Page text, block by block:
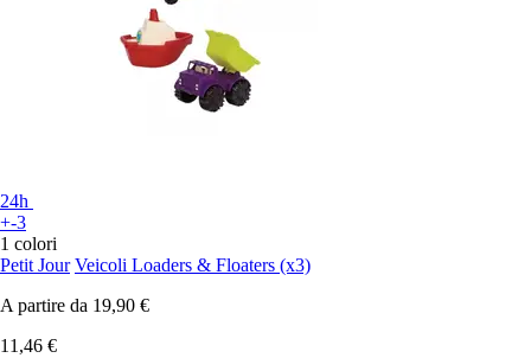
24h
+-3
1 colori
Petit Jour Veicoli Loaders & Floaters (x3)
A partire da 19,90 €
11,46 €